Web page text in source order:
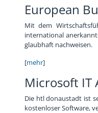
European
Mit dem
international
glaubhaft nachweisen.
[mehr]
Microsoft IT
Die htl donaustadt ist
kostenloser Software,
Fachpraxis
Zusatzausbildungen
Frauen Technik Zukunft
Internationales & Erasmus+
Elektronikmuseum
Chronik
Schulärztin
AlumniClub
Kuratorium
Sponsoren
Schulmerchandise
Schulfolder